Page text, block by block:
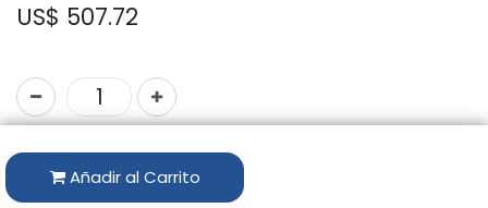
US$ 507.72
Añadir al Carrito
Código: POWERBASS-8TN
Marca:FONESTAR